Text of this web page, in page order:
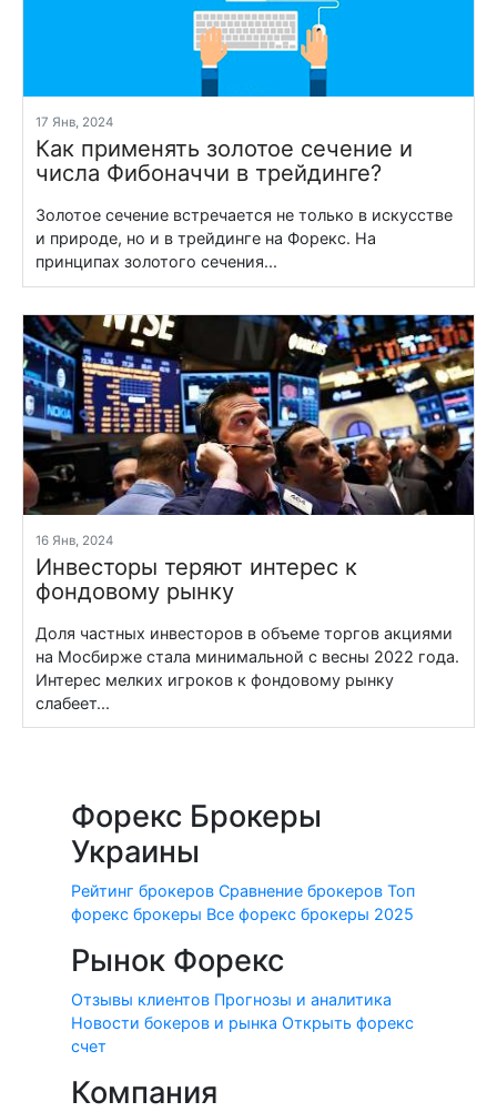
17 Янв, 2024
Как применять золотое сечение и
числа Фибоначчи в трейдинге?
Золотое сечение встречается не только в искусстве
и природе, но и в трейдинге на Форекс. На
принципах золотого сечения...
16 Янв, 2024
Инвесторы теряют интерес к
фондовому рынку
Доля частных инвесторов в объеме торгов акциями
на Мосбирже стала минимальной с весны 2022 года.
Интерес мелких игроков к фондовому рынку
слабеет...
Форекс Брокеры
Украины
Рейтинг брокеров Сравнение брокеров Топ
форекс брокеры Все форекс брокеры 2025
Рынок Форекс
Отзывы клиентов Прогнозы и аналитика
Новости бокеров и рынка Открыть форекс
счет
Компания